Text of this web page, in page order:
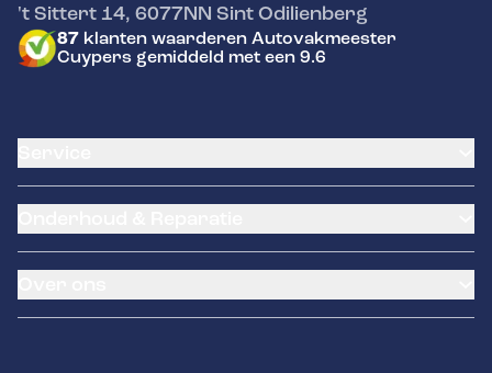
't Sittert 14, 6077NN Sint Odilienberg
87 klanten waarderen Autovakmeester
Cuypers gemiddeld met een 9.6
Banden service
Pechhulp
Schade en reparatie